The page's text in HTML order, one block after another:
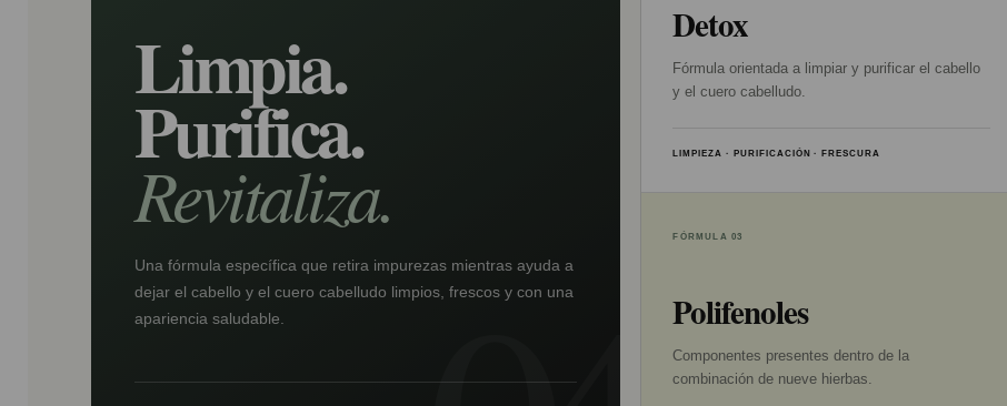
Limpia.
Purifica.
Revitaliza.
Una fórmula específica que retira impurezas mientras ayuda a
dejar el cabello y el cuero cabelludo limpios, frescos y con una
apariencia saludable.
Detox
Fórmula orientada a limpiar y purificar el cabello
y el cuero cabelludo.
LIMPIEZA · PURIFICACIÓN · FRESCURA
FÓRMULA 03
Polifenoles
Componentes presentes dentro de la
combinación de nueve hierbas.